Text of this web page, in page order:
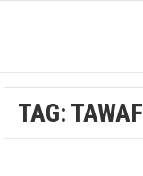
TAG: TAWAF